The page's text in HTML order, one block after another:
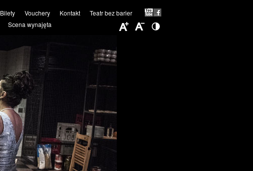
Scena wynajęta
Bilety Vouchery Kontakt Teatr bez barier